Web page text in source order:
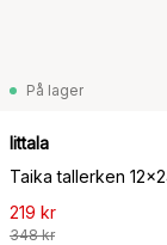
På lager
Iittala
Taika tallerken
219 kr
348 kr